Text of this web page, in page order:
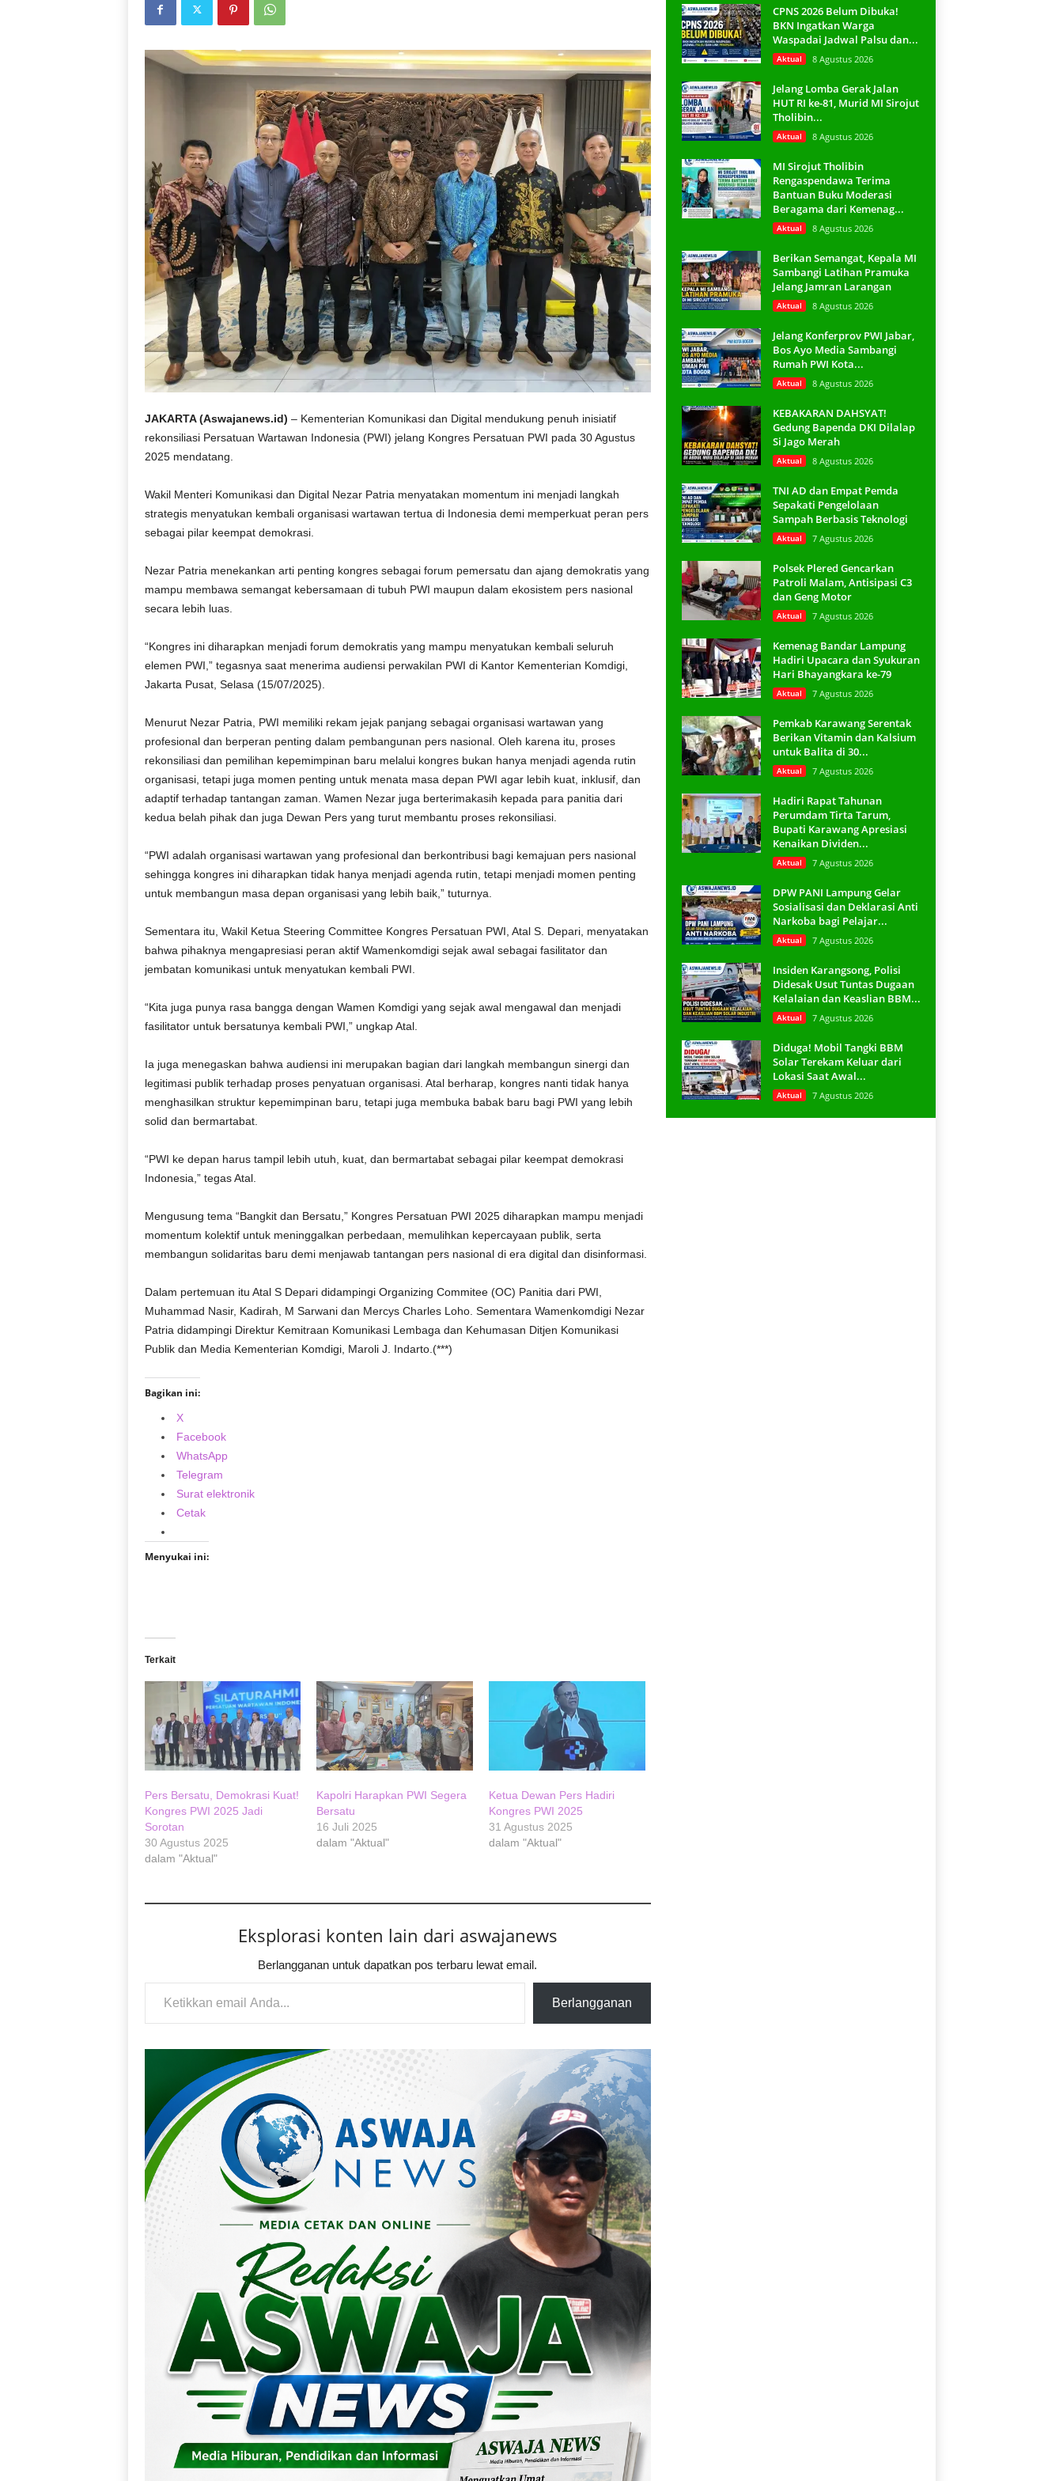
JAKARTA (Aswajanews.id) – Kementerian Komunikasi dan Digital mendukung penuh inisiatif
rekonsiliasi Persatuan Wartawan Indonesia (PWI) jelang Kongres Persatuan PWI pada 30 Agustus
2025 mendatang.
Wakil Menteri Komunikasi dan Digital Nezar Patria menyatakan momentum ini menjadi langkah
strategis menyatukan kembali organisasi wartawan tertua di Indonesia demi memperkuat peran pers
sebagai pilar keempat demokrasi.
Nezar Patria menekankan arti penting kongres sebagai forum pemersatu dan ajang demokratis yang
mampu membawa semangat kebersamaan di tubuh PWI maupun dalam ekosistem pers nasional
secara lebih luas.
“Kongres ini diharapkan menjadi forum demokratis yang mampu menyatukan kembali seluruh
elemen PWI,” tegasnya saat menerima audiensi perwakilan PWI di Kantor Kementerian Komdigi,
Jakarta Pusat, Selasa (15/07/2025).
Menurut Nezar Patria, PWI memiliki rekam jejak panjang sebagai organisasi wartawan yang
profesional dan berperan penting dalam pembangunan pers nasional. Oleh karena itu, proses
rekonsiliasi dan pemilihan kepemimpinan baru melalui kongres bukan hanya menjadi agenda rutin
organisasi, tetapi juga momen penting untuk menata masa depan PWI agar lebih kuat, inklusif, dan
adaptif terhadap tantangan zaman. Wamen Nezar juga berterimakasih kepada para panitia dari
kedua belah pihak dan juga Dewan Pers yang turut membantu proses rekonsiliasi.
“PWI adalah organisasi wartawan yang profesional dan berkontribusi bagi kemajuan pers nasional
sehingga kongres ini diharapkan tidak hanya menjadi agenda rutin, tetapi menjadi momen penting
untuk membangun masa depan organisasi yang lebih baik,” tuturnya.
Sementara itu, Wakil Ketua Steering Committee Kongres Persatuan PWI, Atal S. Depari, menyatakan
bahwa pihaknya mengapresiasi peran aktif Wamenkomdigi sejak awal sebagai fasilitator dan
jembatan komunikasi untuk menyatukan kembali PWI.
“Kita juga punya rasa bangga dengan Wamen Komdigi yang sejak awal mengawal dan menjadi
fasilitator untuk bersatunya kembali PWI,” ungkap Atal.
Ia juga menegaskan bahwa audiensi ini merupakan bagian dari langkah membangun sinergi dan
legitimasi publik terhadap proses penyatuan organisasi. Atal berharap, kongres nanti tidak hanya
menghasilkan struktur kepemimpinan baru, tetapi juga membuka babak baru bagi PWI yang lebih
solid dan bermartabat.
“PWI ke depan harus tampil lebih utuh, kuat, dan bermartabat sebagai pilar keempat demokrasi
Indonesia,” tegas Atal.
Mengusung tema “Bangkit dan Bersatu,” Kongres Persatuan PWI 2025 diharapkan mampu menjadi
momentum kolektif untuk meninggalkan perbedaan, memulihkan kepercayaan publik, serta
membangun solidaritas baru demi menjawab tantangan pers nasional di era digital dan disinformasi.
Dalam pertemuan itu Atal S Depari didampingi Organizing Commitee (OC) Panitia dari PWI,
Muhammad Nasir, Kadirah, M Sarwani dan Mercys Charles Loho. Sementara Wamenkomdigi Nezar
Patria didampingi Direktur Kemitraan Komunikasi Lembaga dan Kehumasan Ditjen Komunikasi
Publik dan Media Kementerian Komdigi, Maroli J. Indarto.(***)
Bagikan ini:
X
Facebook
WhatsApp
Telegram
Surat elektronik
Cetak
Menyukai ini:
Terkait
Pers Bersatu, Demokrasi Kuat!
Kongres PWI 2025 Jadi
Sorotan
30 Agustus 2025
dalam "Aktual"
Kapolri Harapkan PWI Segera
Bersatu
16 Juli 2025
dalam "Aktual"
Ketua Dewan Pers Hadiri
Kongres PWI 2025
31 Agustus 2025
dalam "Aktual"
Eksplorasi konten lain dari aswajanews
Berlangganan untuk dapatkan pos terbaru lewat email.
Ketikkan email Anda...
Berlangganan
CPNS 2026 Belum Dibuka!
BKN Ingatkan Warga
Waspadai Jadwal Palsu dan...
Aktual 8 Agustus 2026
Jelang Lomba Gerak Jalan
HUT RI ke-81, Murid MI Sirojut
Tholibin...
Aktual 8 Agustus 2026
MI Sirojut Tholibin
Rengaspendawa Terima
Bantuan Buku Moderasi
Beragama dari Kemenag...
Aktual 8 Agustus 2026
Berikan Semangat, Kepala MI
Sambangi Latihan Pramuka
Jelang Jamran Larangan
Aktual 8 Agustus 2026
Jelang Konferprov PWI Jabar,
Bos Ayo Media Sambangi
Rumah PWI Kota...
Aktual 8 Agustus 2026
KEBAKARAN DAHSYAT!
Gedung Bapenda DKI Dilalap
Si Jago Merah
Aktual 8 Agustus 2026
TNI AD dan Empat Pemda
Sepakati Pengelolaan
Sampah Berbasis Teknologi
Aktual 7 Agustus 2026
Polsek Plered Gencarkan
Patroli Malam, Antisipasi C3
dan Geng Motor
Aktual 7 Agustus 2026
Kemenag Bandar Lampung
Hadiri Upacara dan Syukuran
Hari Bhayangkara ke-79
Aktual 7 Agustus 2026
Pemkab Karawang Serentak
Berikan Vitamin dan Kalsium
untuk Balita di 30...
Aktual 7 Agustus 2026
Hadiri Rapat Tahunan
Perumdam Tirta Tarum,
Bupati Karawang Apresiasi
Kenaikan Dividen...
Aktual 7 Agustus 2026
DPW PANI Lampung Gelar
Sosialisasi dan Deklarasi Anti
Narkoba bagi Pelajar...
Aktual 7 Agustus 2026
Insiden Karangsong, Polisi
Didesak Usut Tuntas Dugaan
Kelalaian dan Keaslian BBM...
Aktual 7 Agustus 2026
Diduga! Mobil Tangki BBM
Solar Terekam Keluar dari
Lokasi Saat Awal...
Aktual 7 Agustus 2026